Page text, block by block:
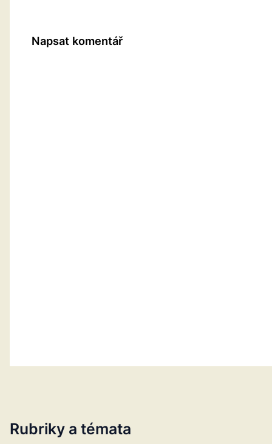
Rubriky a témata
Napsat komentář